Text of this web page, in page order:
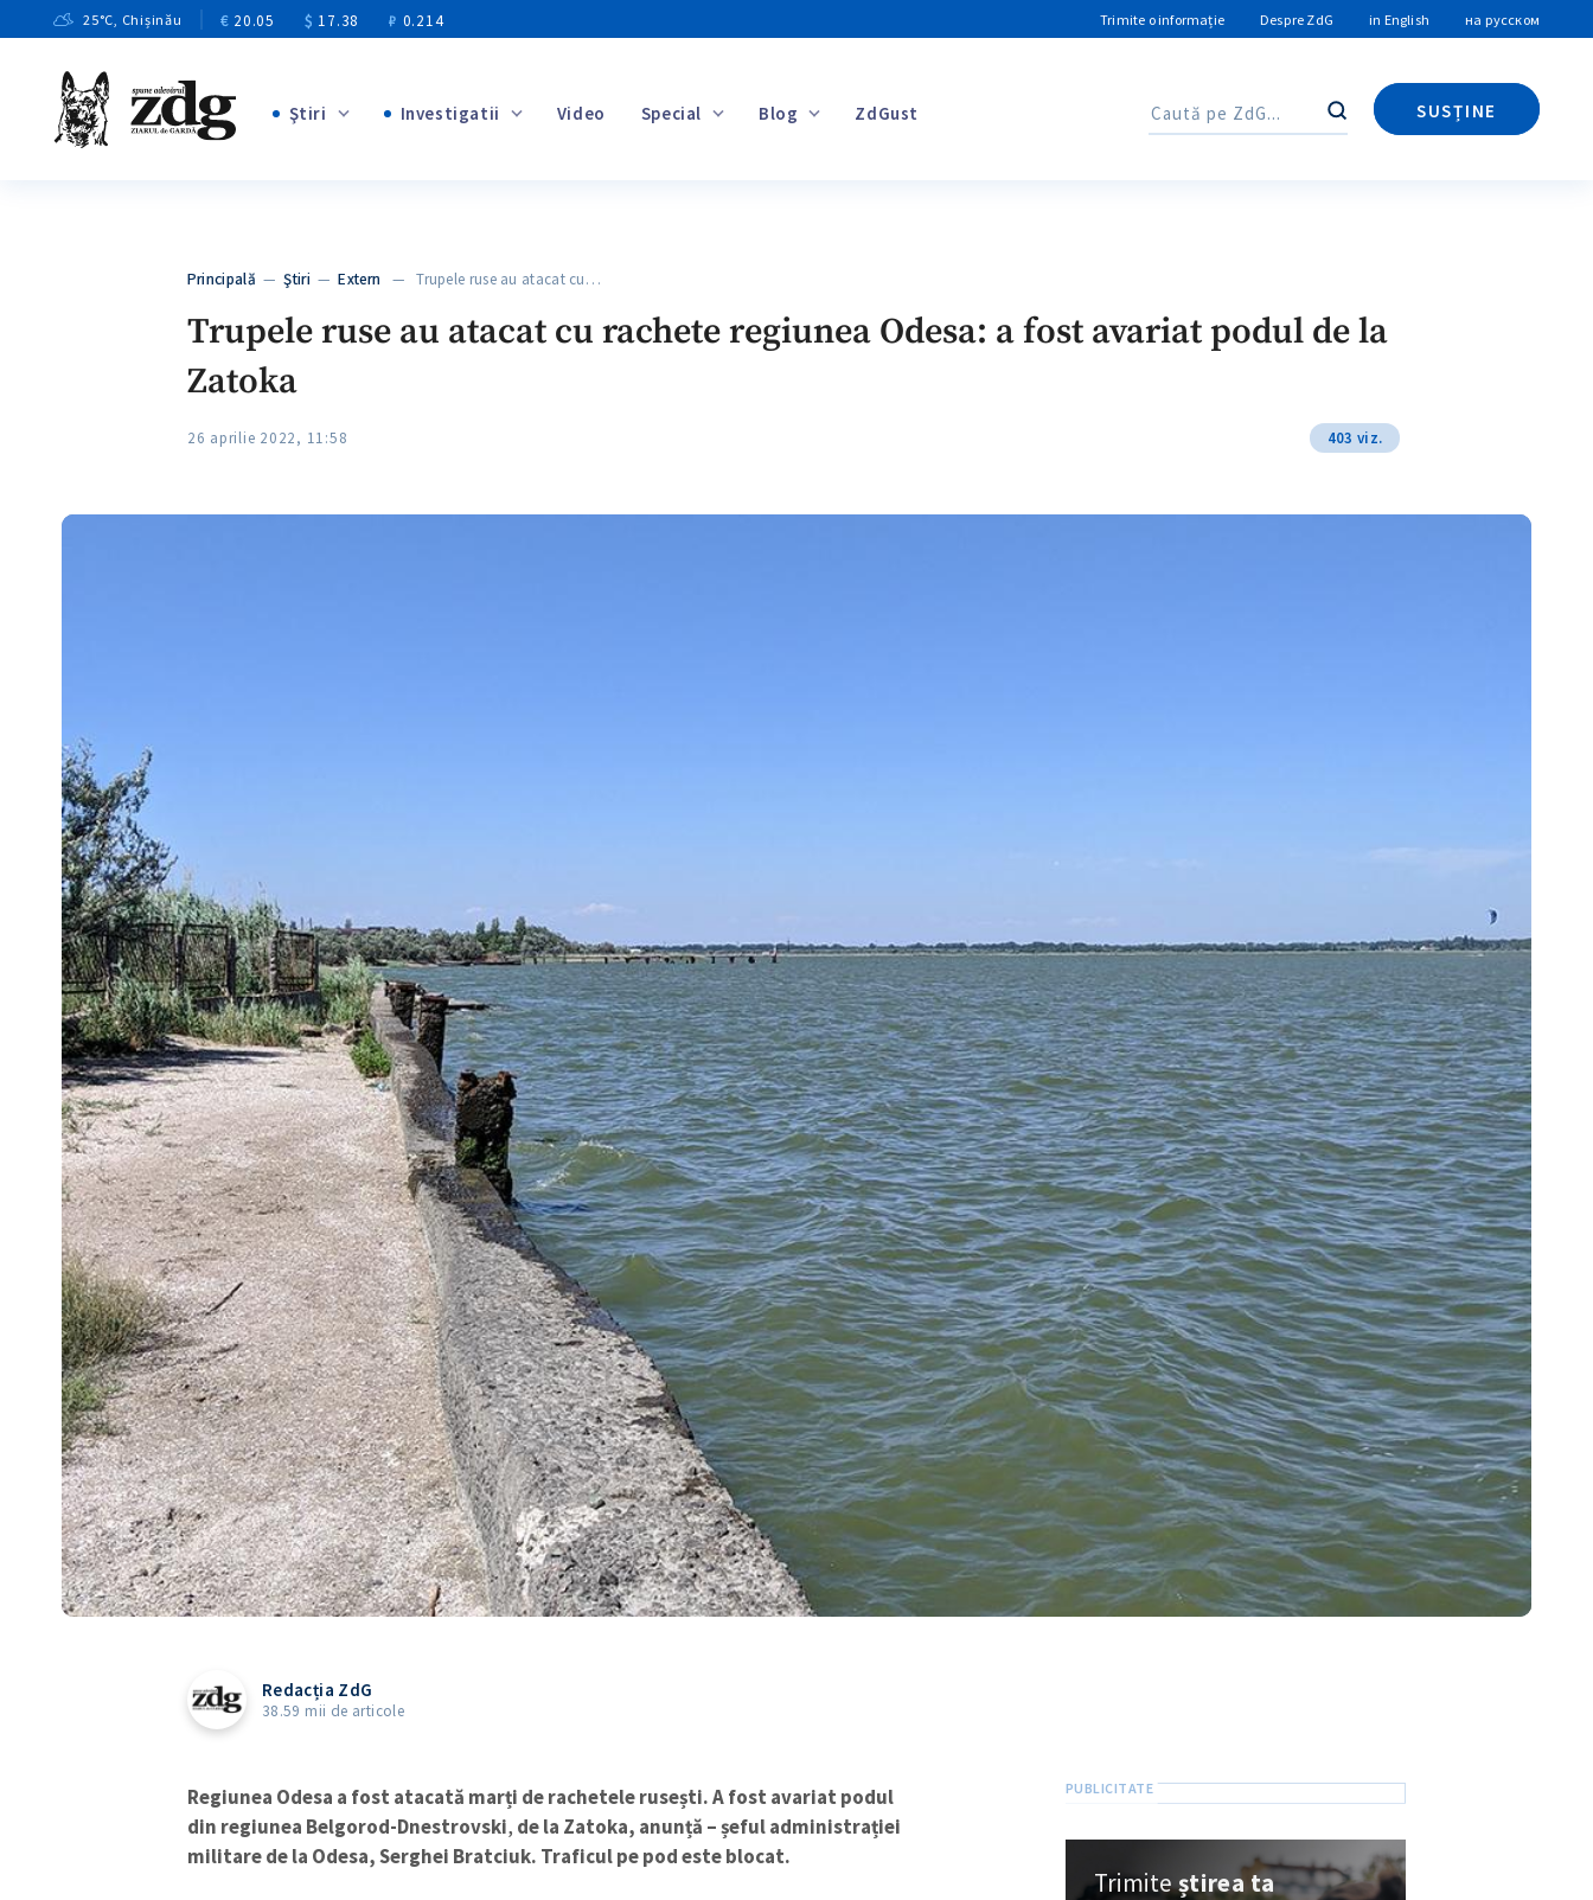
25°C, Chișinău € 20.05 $ 17.38 ₽ 0.214 Trimite o informație Despre ZdG in English на русском
Ştiri Investigatii Video Special Blog ZdGust Caută
SUSȚINE
Caută
Principală —Ştiri —Extern — Trupele ruse au atacat cu…
Trupele ruse au atacat cu rachete regiunea Odesa: a fost avariat podul de la
Zatoka
26 aprilie 2022, 11:58 403 viz.
Redacția ZdG
38.59 mii de articole
Regiunea Odesa a fost atacată marți de rachetele rusești. A fost avariat podul
din regiunea Belgorod-Dnestrovski, de la Zatoka, anunță – șeful administrației
militare de la Odesa, Serghei Bratciuk. Traficul pe pod este blocat.
Trimiteștirea ta